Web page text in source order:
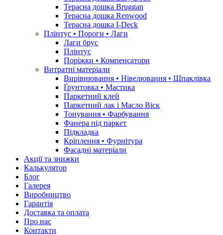
Терасна дошка Bruggan
Терасна дошка Renwood
Терасна дошка I-Deck
Плінтус • Пороги • Лаги
Лаги брус
Плінтус
Поріжки • Компенсатори
Витратні матеріали
Вирівнювання • Нівелювання • Шпаклівка
Ґрунтовкa • Мастика
Паркетний клей
Паркетний лак і Масло Віск
Тонування • Фарбування
Фанера під паркет
Підкладка
Кріплення • Фурнітура
Фасадні матеріали
Акції та знижки
Калькулятор
Блог
Галерея
Виробництво
Гарантія
Доставка та оплата
Про нас
Контакти